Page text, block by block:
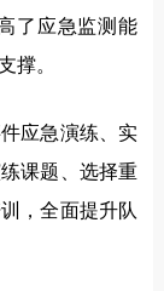
了应急监测能
撑。
应急演练、实
课题、选择重
，全面提升队